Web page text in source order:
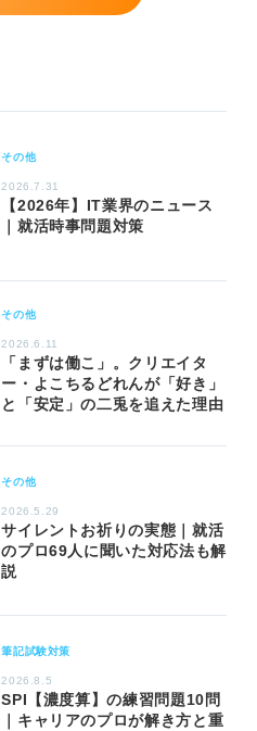
その他
2026.7.31
【2026年】IT業界のニュース
｜就活時事問題対策
その他
2026.6.11
「まずは働こ」。クリエイタ
ー・よこちるどれんが「好き」
と「安定」の二兎を追えた理由
その他
2026.5.29
サイレントお祈りの実態｜就活
のプロ69人に聞いた対応法も解
説
筆記試験対策
2026.8.5
SPI【濃度算】の練習問題10問
｜キャリアのプロが解き方と重